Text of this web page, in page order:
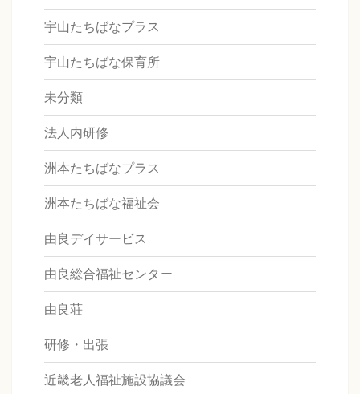
宇山たちばなプラス
宇山たちばな保育所
未分類
法人内研修
洲本たちばなプラス
洲本たちばな福祉会
由良デイサービス
由良総合福祉センター
由良荘
研修・出張
近畿老人福祉施設協議会